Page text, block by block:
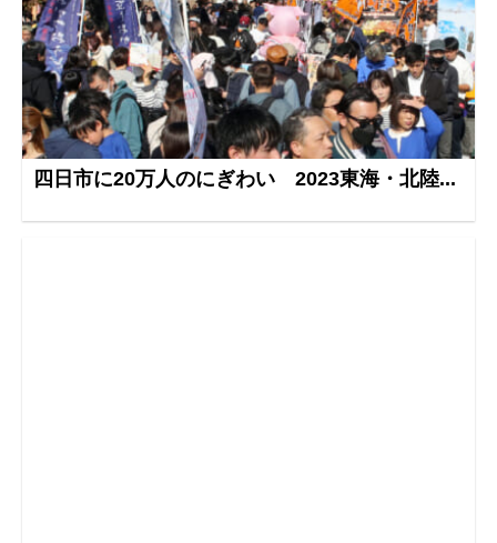
四日市に20万人のにぎわい 2023東海・北陸...